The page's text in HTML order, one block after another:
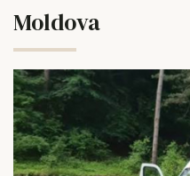
Moldova